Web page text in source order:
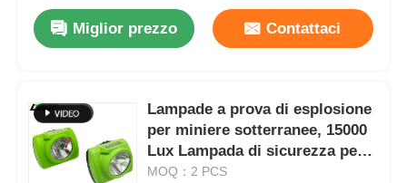
Miglior prezzo Contattaci
Lampade a prova di esplosione
per miniere sotterranee, 15000
Lux Lampada di sicurezza per
minatori
MOQ：2 PCS